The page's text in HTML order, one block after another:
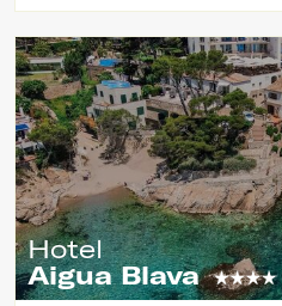
Hotel
Aigua Blava